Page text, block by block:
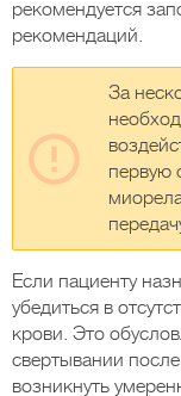
рекомендуется
рекомендаций.
За
первую
Если пациенту
убедиться в
крови. Это
свертывании
возникнуть